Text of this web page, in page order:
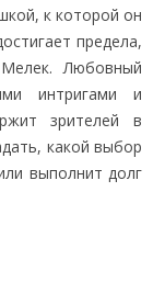
к которой он
предела,
Любовный
интригами и
зрителей в
какой выбор
выполнит долг